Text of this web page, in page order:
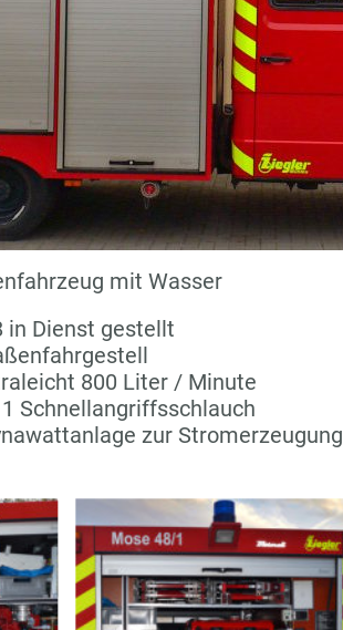
mit Wasser
in Dienst gestellt
800 Liter / Minute
Schnellangriffsschlauch
zur Stromerzeugung